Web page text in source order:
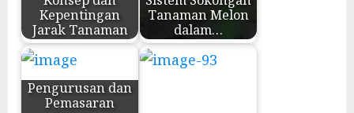
Kepentingan
Jarak Tanaman
Tanaman Melon
dalam…
Pengurusan dan
Pemasaran